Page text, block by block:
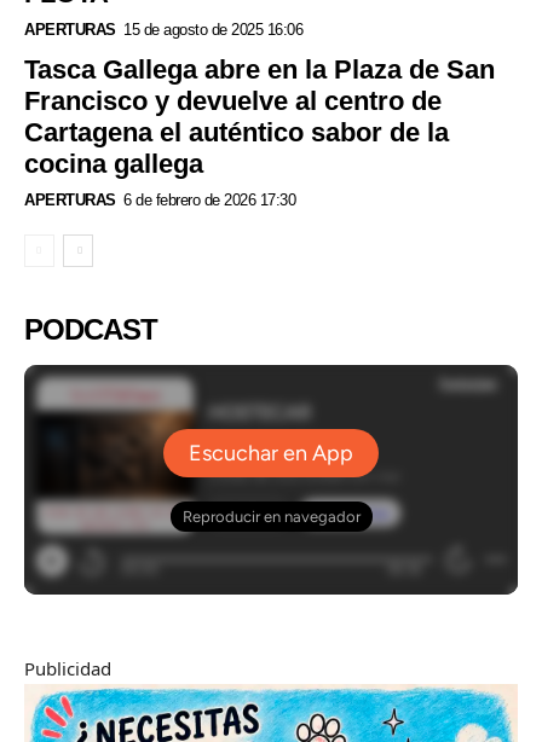
APERTURAS 15 de agosto de 2025 16:06
Tasca Gallega abre en la Plaza de San
Francisco y devuelve al centro de
Cartagena el auténtico sabor de la
cocina gallega
APERTURAS 6 de febrero de 2026 17:30
PODCAST
Publicidad